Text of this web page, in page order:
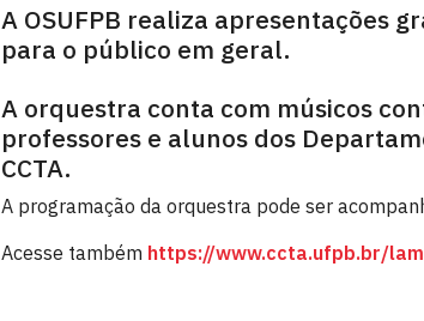
A OSUFPB realiza apresentações
para o público em geral.
A orquestra conta com músicos
professores e alunos dos
CCTA.
A programação da orquestra pode ser
Acesse também https://www.ccta.ufpb.br/